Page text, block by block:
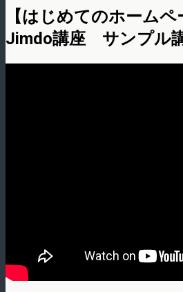
【はじめてのホームペ
Jimdo講座 サンプル講